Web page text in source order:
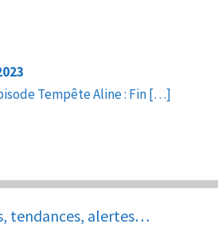
Tempête Aline : Fin[…]
tendances, alertes…